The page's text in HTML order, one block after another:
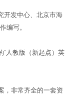
开发中心、北京市海
编写。
“人教版（新起点）英
，非常齐全的一套资